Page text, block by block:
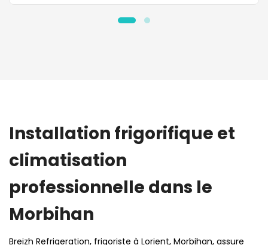
Installation frigorifique et
climatisation
professionnelle dans le
Morbihan
Breizh Refrigeration, frigoriste à Lorient, Morbihan, assure